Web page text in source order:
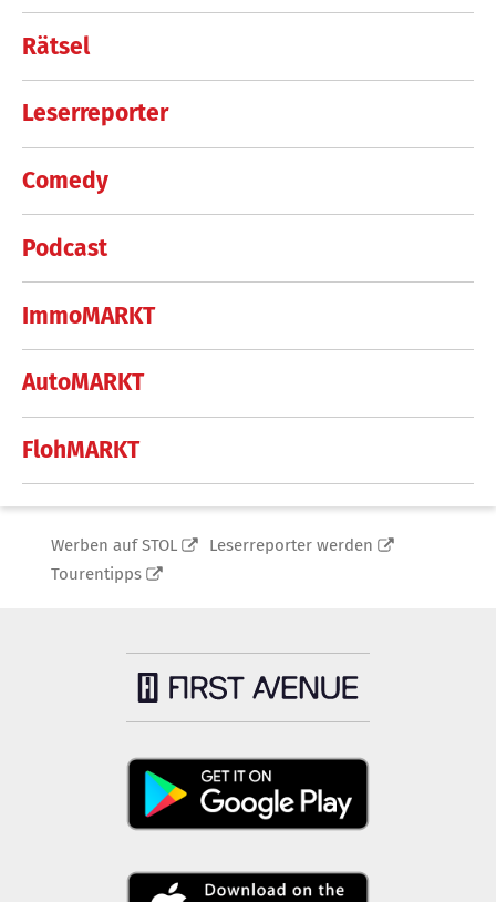
Rätsel
Leserreporter
Comedy
Podcast
ImmoMARKT
AutoMARKT
FlohMARKT
Werben auf STOL
Leserreporter werden
Tourentipps